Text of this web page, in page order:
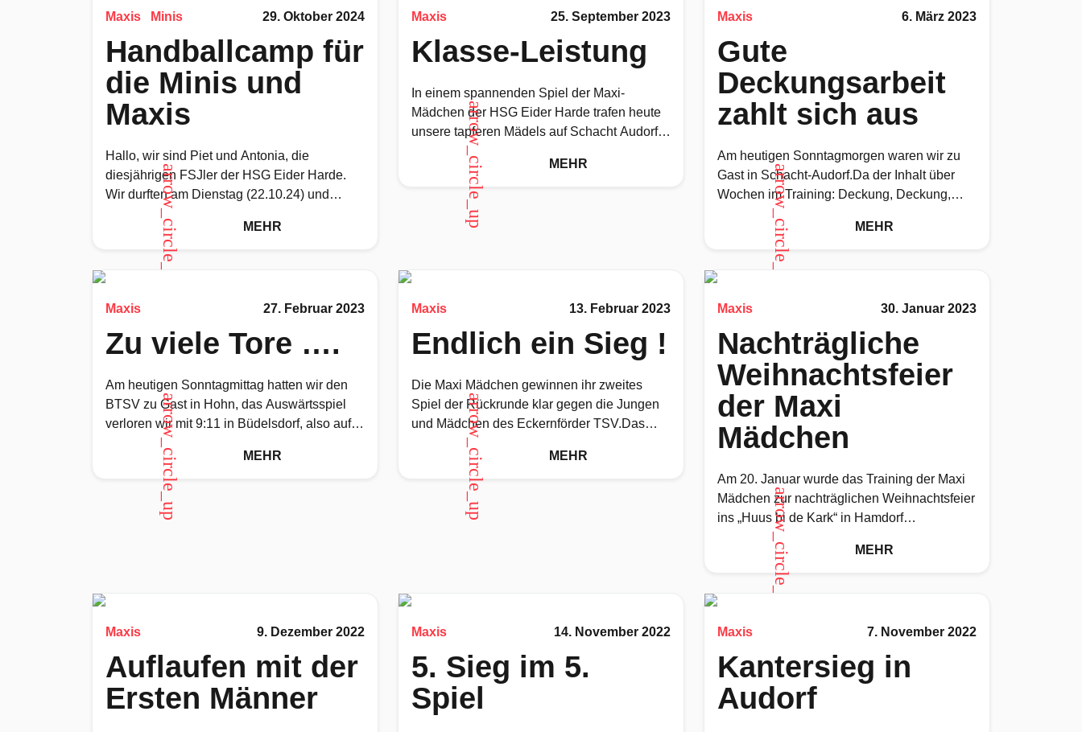
Maxis Minis 29. Oktober 2024
Handballcamp für
die Minis und
Maxis
Hallo, wir sind Piet und Antonia, die
diesjährigen FSJler der HSG Eider Harde.
Wir durften am Dienstag (22.10.24) und
Donnerstag (24.10.24) das Handballcamp für
arrow_circle_up MEHR
Maxis 25. September 2023
Klasse-Leistung
In einem spannenden Spiel der Maxi-
Mädchen der HSG Eider Harde trafen heute
unsere tapferen Mädels auf Schacht Audorf
in der Hohner Halle. Zu Beginn des
arrow_circle_up MEHR
Maxis 6. März 2023
Gute
Deckungsarbeit
zahlt sich aus
Am heutigen Sonntagmorgen waren wir zu
Gast in Schacht-Audorf.Da der Inhalt über
Wochen im Training: Deckung, Deckung,
Deckung gewesen ist, wollten wir heute im
arrow_circle_up MEHR
Maxis 27. Februar 2023
Zu viele Tore ….
Am heutigen Sonntagmittag hatten wir den
BTSV zu Gast in Hohn, das Auswärtsspiel
verloren wir mit 9:11 in Büdelsdorf, also auf
ins Spiel.Im 3gg3 spielten
arrow_circle_up MEHR
Maxis 13. Februar 2023
Endlich ein Sieg !
Die Maxi Mädchen gewinnen ihr zweites
Spiel der Rückrunde klar gegen die Jungen
und Mädchen des Eckernförder TSV.Das
erste Spiel im Januar hatten wir gegen
arrow_circle_up MEHR
Maxis 30. Januar 2023
Nachträgliche
Weihnachtsfeier
der Maxi
Mädchen
Am 20. Januar wurde das Training der Maxi
Mädchen zur nachträglichen Weihnachtsfeier
ins „Huus bi de Kark“ in Hamdorf
verlegt.Zunächst durften die Mädchen ihre
künstlerischen
arrow_circle_up MEHR
Maxis 9. Dezember 2022
Auflaufen mit der
Ersten Männer
Maxis 14. November 2022
5. Sieg im 5.
Spiel
Maxis 7. November 2022
Kantersieg in
Audorf